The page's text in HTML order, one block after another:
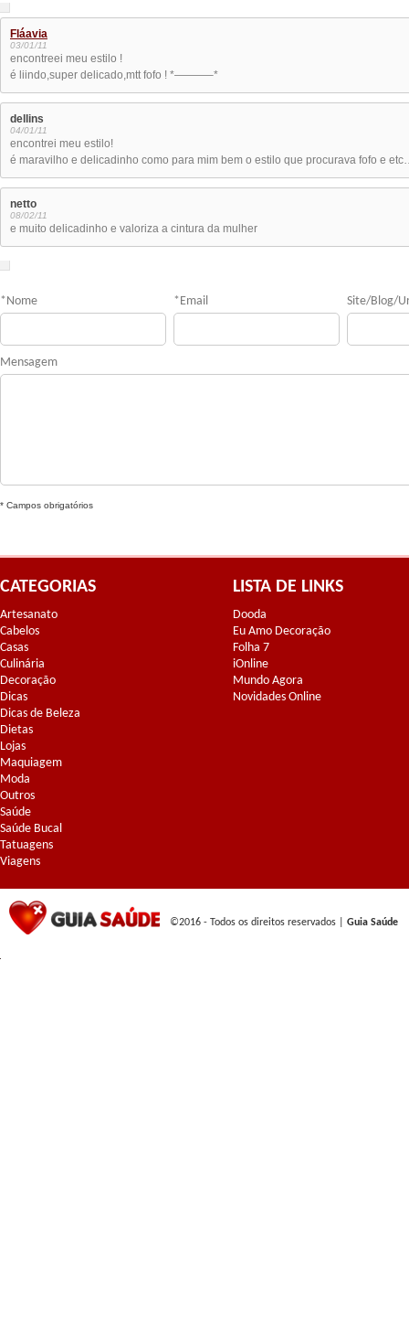
Fláavia
03/01/11
encontreei meu estilo !
é liindo,super delicado,mtt fofo ! *———–*
dellins
04/01/11
encontrei meu estilo!
é maravilho e delicadinho como para mim bem o estilo que procurava fofo e
netto
08/02/11
e muito delicadinho e valoriza a cintura da mulher
* Nome * Email Site/Blog/
Mensagem
* Campos obrigatórios
CATEGORIAS
Artesanato
Cabelos
Casas
Culinária
Decoração
Dicas
Dicas de Beleza
Dietas
Lojas
Maquiagem
Moda
Outros
Saúde
Saúde Bucal
Tatuagens
Viagens
LISTA DE LINKS
Dooda
Eu Amo Decoração
Folha 7
iOnline
Mundo Agora
Novidades Online
©2016 - Todos os direitos reservados | Guia Saúde